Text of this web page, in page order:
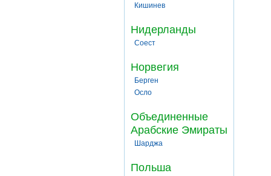
Кишинев
Нидерланды
Соест
Норвегия
Берген
Осло
Объединенные
Арабские Эмираты
Шарджа
Польша